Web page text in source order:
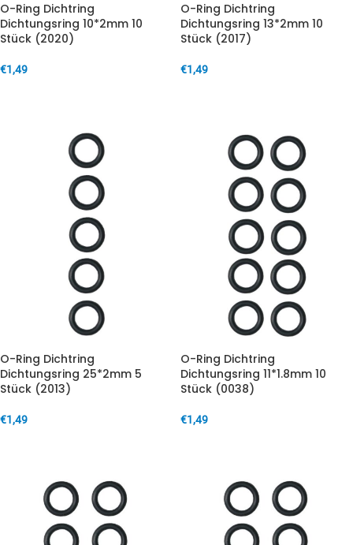
O-Ring Dichtring
Dichtungsring 10*2mm 10
Stück (2020)
€1,49
O-Ring Dichtring
Dichtungsring 13*2mm 10
Stück (2017)
€1,49
O-Ring Dichtring
Dichtungsring 25*2mm 5
Stück (2013)
€1,49
O-Ring Dichtring
Dichtungsring 11*1.8mm 10
Stück (0038)
€1,49